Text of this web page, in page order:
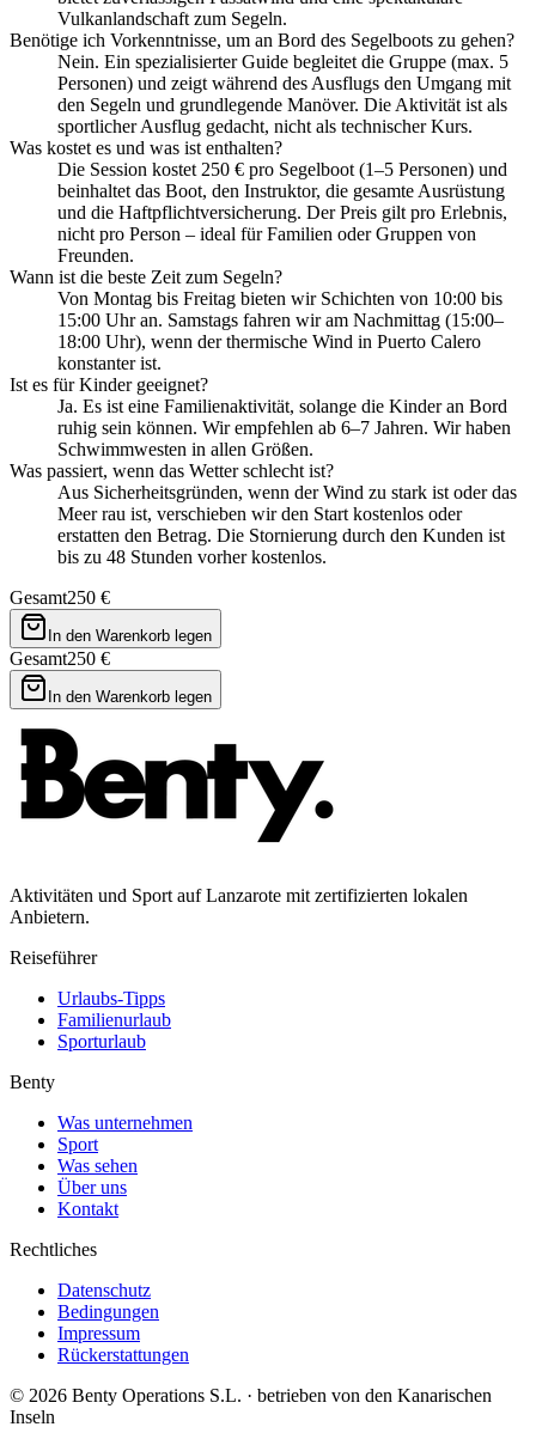
Vulkanlandschaft zum Segeln.
Benötige ich Vorkenntnisse, um an Bord des Segelboots zu gehen?
Nein. Ein spezialisierter Guide begleitet die Gruppe (max. 5
Personen) und zeigt während des Ausflugs den Umgang mit
den Segeln und grundlegende Manöver. Die Aktivität ist als
sportlicher Ausflug gedacht, nicht als technischer Kurs.
Was kostet es und was ist enthalten?
Die Session kostet 250 € pro Segelboot (1–5 Personen) und
beinhaltet das Boot, den Instruktor, die gesamte Ausrüstung
und die Haftpflichtversicherung. Der Preis gilt pro Erlebnis,
nicht pro Person – ideal für Familien oder Gruppen von
Freunden.
Wann ist die beste Zeit zum Segeln?
Von Montag bis Freitag bieten wir Schichten von 10:00 bis
15:00 Uhr an. Samstags fahren wir am Nachmittag (15:00–
18:00 Uhr), wenn der thermische Wind in Puerto Calero
konstanter ist.
Ist es für Kinder geeignet?
Ja. Es ist eine Familienaktivität, solange die Kinder an Bord
ruhig sein können. Wir empfehlen ab 6–7 Jahren. Wir haben
Schwimmwesten in allen Größen.
Was passiert, wenn das Wetter schlecht ist?
Aus Sicherheitsgründen, wenn der Wind zu stark ist oder das
Meer rau ist, verschieben wir den Start kostenlos oder
erstatten den Betrag. Die Stornierung durch den Kunden ist
bis zu 48 Stunden vorher kostenlos.
Gesamt250 €
In den Warenkorb legen
Gesamt250 €
In den Warenkorb legen
Aktivitäten und Sport auf Lanzarote mit zertifizierten lokalen
Anbietern.
Reiseführer
Urlaubs-Tipps
Familienurlaub
Sporturlaub
Benty
Was unternehmen
Sport
Was sehen
Über uns
Kontakt
Rechtliches
Datenschutz
Bedingungen
Impressum
Rückerstattungen
© 2026 Benty Operations S.L. · betrieben von den Kanarischen
Inseln